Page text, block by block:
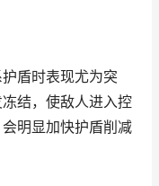
盾时表现尤为突
结，使敌人进入控
明显加快护盾削减